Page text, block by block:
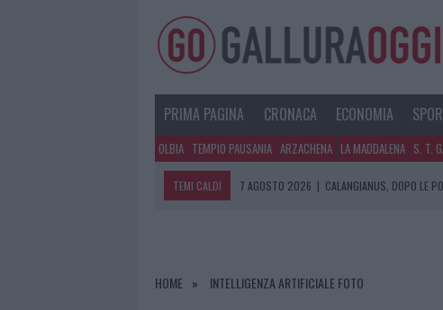
PRIMA PAGINA CRONACA ECONOMIA
OLBIA TEMPIO PAUSANIA ARZACHENA LA MADDALENA S. T.
TEMI CALDI 7 AGOSTO 2026 | CALANGIANUS, DOPO LE
7 AGOSTO 2026 | MONTE PINO, LA FINE DI UN LUNGO
HOME INTELLIGENZA ARTIFICIALE FOTO